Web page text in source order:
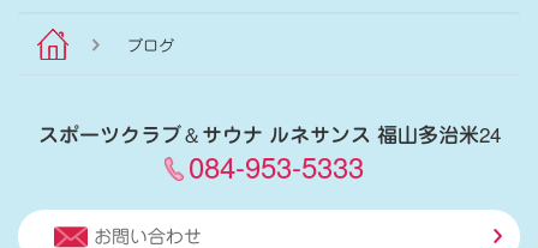
ブログ
スポーツクラブ＆サウナ ルネサンス 福山多治米24
084-953-5333
お問い合わせ